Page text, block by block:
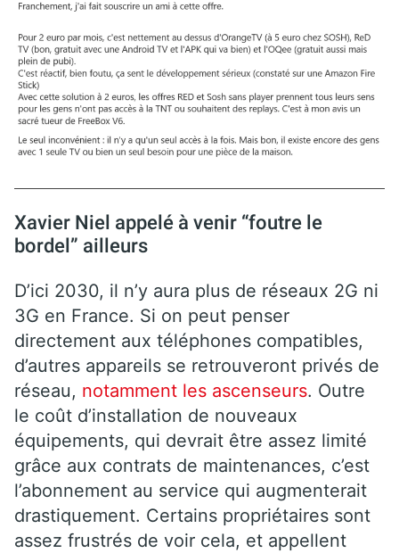
Xavier Niel appelé à venir “foutre le
bordel” ailleurs
D’ici 2030, il n’y aura plus de réseaux 2G ni
3G en France. Si on peut penser
directement aux téléphones compatibles,
d’autres appareils se retrouveront privés de
réseau, notamment les ascenseurs. Outre
le coût d’installation de nouveaux
équipements, qui devrait être assez limité
grâce aux contrats de maintenances, c’est
l’abonnement au service qui augmenterait
drastiquement. Certains propriétaires sont
assez frustrés de voir cela, et appellent